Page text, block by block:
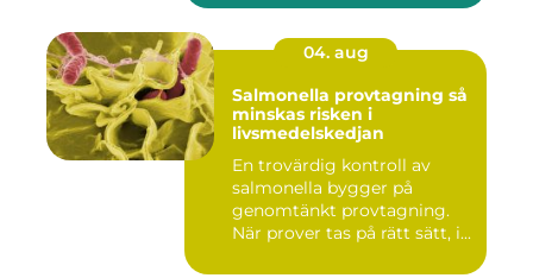
04. aug
Salmonella provtagning så
minskas risken i
livsmedelskedjan
En trovärdig kontroll av
salmonella bygger på
genomtänkt provtagning.
När prover tas på rätt sätt, i...